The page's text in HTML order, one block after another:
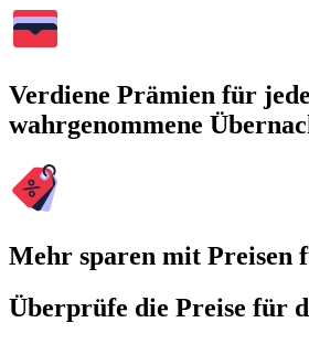
Verdiene Prämien für jede
wahrgenommene
Mehr sparen mit Preisen
Überprüfe die Preise für